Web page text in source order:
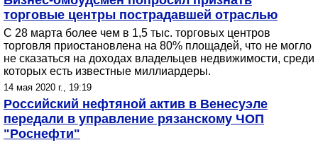
торговые центры пострадавшей отраслью
С 28 марта более чем в 1,5 тыс. торговых центров
торговля приостановлена на 80% площадей, что не могло
не сказаться на доходах владельцев недвижимости, среди
которых есть известные миллиардеры.
14 мая 2020 г., 19:19
Российский нефтяной актив в Венесуэле
передали в управление рязанскому ЧОП
"Роснефти"